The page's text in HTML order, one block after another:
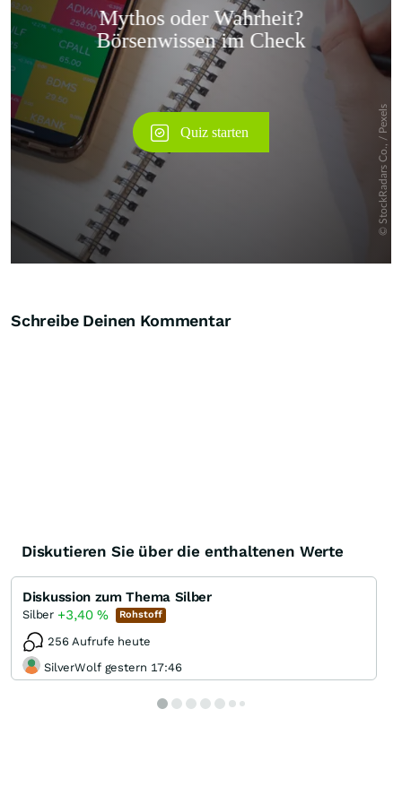
Überspringen
Schreibe Deinen Kommentar
Diskutieren Sie über die enthaltenen Werte
Diskussion zum Thema Silber
Silber +3,40% Rohstoff
256 Aufrufe heute
SilverWolf gestern 17:46